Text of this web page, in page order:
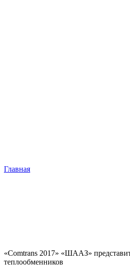
Главная
«Comtrans 2017» «ШААЗ»
теплообменников